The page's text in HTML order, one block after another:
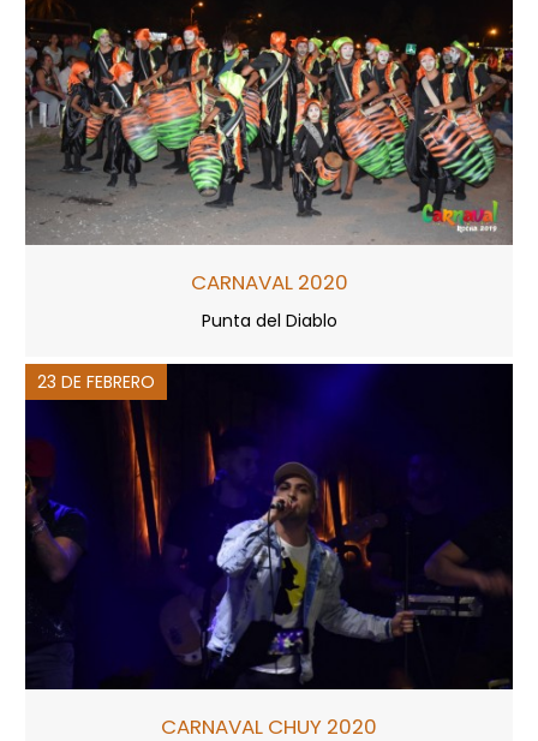
CARNAVAL 2020
Punta del Diablo
23 DE FEBRERO
CARNAVAL CHUY 2020